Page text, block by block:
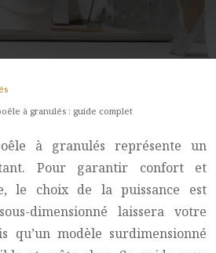
à granulés : guide complet
à granulés représente un
Pour garantir confort et
le choix de la puissance est
dimensionné laissera votre
qu’un modèle surdimensionné